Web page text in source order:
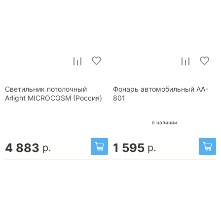
Светильник потолочный
Arlight MICROCOSM (Россия)
4 883 р.
Фонарь автомобильный AA-
801
в наличии
1 595 р.